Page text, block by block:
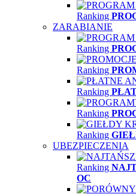
Ranking
ZARABIANIE
Ranking
Ranking
Ranking
Ranking
Ranking
UBEZPIECZENIA
Ranking
OC